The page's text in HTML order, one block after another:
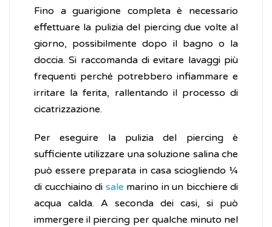
Fino a guarigione completa è necessario
effettuare la pulizia del piercing due volte al
giorno, possibilmente dopo il bagno o la
doccia. Si raccomanda di evitare lavaggi più
frequenti perché potrebbero infiammare e
irritare la ferita, rallentando il processo di
cicatrizzazione.
Per eseguire la pulizia del piercing è
sufficiente utilizzare una soluzione salina che
può essere preparata in casa sciogliendo ¼
di cucchiaino di sale marino in un bicchiere di
acqua calda. A seconda dei casi, si può
immergere il piercing per qualche minuto nel